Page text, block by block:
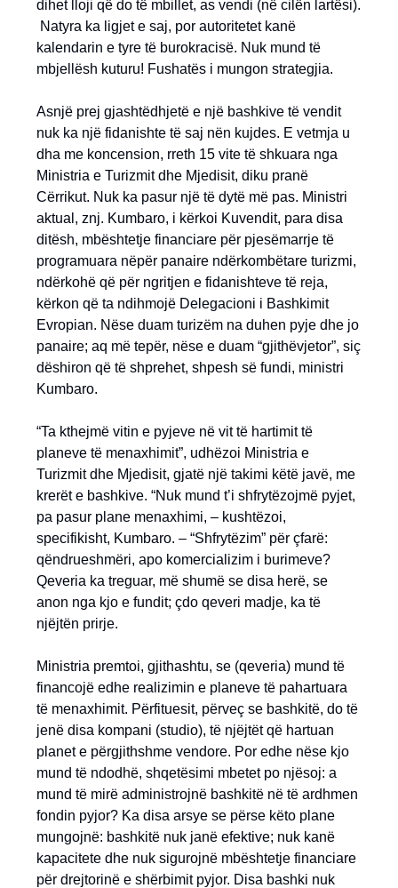
dihet lloji që do të mbillet, as vendi (në cilën lartësi).
Natyra ka ligjet e saj, por autoritetet kanë
kalendarin e tyre të burokracisë. Nuk mund të
mbjellësh kuturu! Fushatës i mungon strategjia.
Asnjë prej gjashtëdhjetë e një bashkive të vendit
nuk ka një fidanishte të saj nën kujdes. E vetmja u
dha me koncension, rreth 15 vite të shkuara nga
Ministria e Turizmit dhe Mjedisit, diku pranë
Cërrikut. Nuk ka pasur një të dytë më pas. Ministri
aktual, znj. Kumbaro, i kërkoi Kuvendit, para disa
ditësh, mbështetje financiare për pjesëmarrje të
programuara nëpër panaire ndërkombëtare turizmi,
ndërkohë që për ngritjen e fidanishteve të reja,
kërkon që ta ndihmojë Delegacioni i Bashkimit
Evropian. Nëse duam turizëm na duhen pyje dhe jo
panaire; aq më tepër, nëse e duam “gjithëvjetor”, siç
dëshiron që të shprehet, shpesh së fundi, ministri
Kumbaro.
“Ta kthejmë vitin e pyjeve në vit të hartimit të
planeve të menaxhimit”, udhëzoi Ministria e
Turizmit dhe Mjedisit, gjatë një takimi këtë javë, me
krerët e bashkive. “Nuk mund t’i shfrytëzojmë pyjet,
pa pasur plane menaxhimi, – kushtëzoi,
specifikisht, Kumbaro. – “Shfrytëzim” për çfarë:
qëndrueshmëri, apo komercializim i burimeve?
Qeveria ka treguar, më shumë se disa herë, se
anon nga kjo e fundit; çdo qeveri madje, ka të
njëjtën prirje.
Ministria premtoi, gjithashtu, se (qeveria) mund të
financojë edhe realizimin e planeve të pahartuara
të menaxhimit. Përfituesit, përveç se bashkitë, do të
jenë disa kompani (studio), të njëjtët që hartuan
planet e përgjithshme vendore. Por edhe nëse kjo
mund të ndodhë, shqetësimi mbetet po njësoj: a
mund të mirë administrojnë bashkitë në të ardhmen
fondin pyjor? Ka disa arsye se përse këto plane
mungojnë: bashkitë nuk janë efektive; nuk kanë
kapacitete dhe nuk sigurojnë mbështetje financiare
për drejtorinë e shërbimit pyjor. Disa bashki nuk